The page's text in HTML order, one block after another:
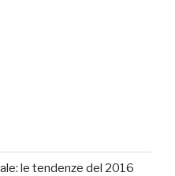
le tendenze del 2016